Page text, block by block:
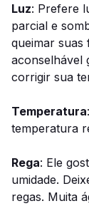
Luz: Prefere
parcial e
queimar suas
aconselhável
corrigir sua
Temperatura
temperatura
Rega: Ele
umidade.
regas. Muita